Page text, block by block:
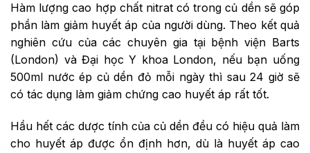
Hàm lượng cao hợp chất nitrat có trong củ dền sẽ góp
phần làm giảm huyết áp của người dùng. Theo kết quả
nghiên cứu của các chuyên gia tại bệnh viện Barts
(London) và Đại học Y khoa London, nếu bạn uống
500ml nước ép củ dền đỏ mỗi ngày thì sau 24 giờ sẽ
có tác dụng làm giảm chứng cao huyết áp rất tốt.
Hầu hết các dược tính của củ dền đều có hiệu quả làm
cho huyết áp được ổn định hơn, dù là huyết áp cao